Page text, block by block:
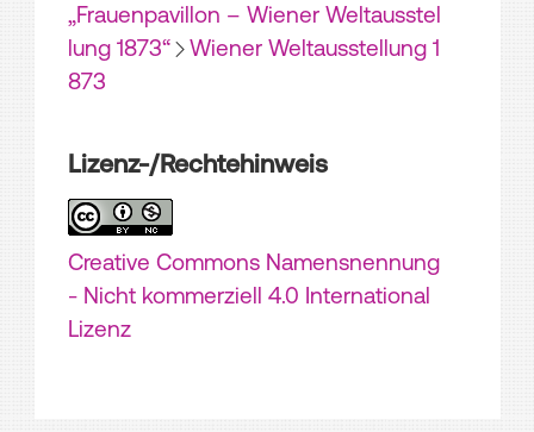
„Frauenpavillon – Wiener Weltausstel
lung 1873“
Wiener Weltausstellung 1
873
Lizenz-/Rechtehinweis
Creative Commons Namensnennung
- Nicht kommerziell 4.0 International
Lizenz